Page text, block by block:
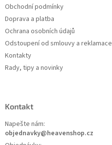
Obchodní podmínky
Doprava a platba
Ochrana osobních údajů
Odstoupení od smlouvy a reklamace
Kontakty
Rady, tipy a novinky
Kontakt
Napešte nám:
objednavky@heavenshop.cz